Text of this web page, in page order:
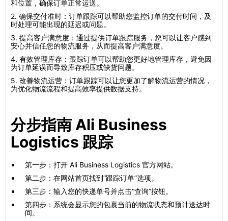
和位置，确保订单正常运送。
2. 确保交付准时：订单跟踪可以帮助您监控订单的交付时间，及
时处理可能出现的延迟或问题。
3. 提高客户满意度：通过提供订单跟踪服务，您可以让客户感到
安心并信任您的物流服务，从而提高客户满意度。
4. 有效管理库存：跟踪订单可以帮助您更好地管理库存，避免因
为订单延误而导致库存积压或缺货问题。
5. 改善物流运营：订单跟踪可以让您更加了解物流运营的情况，
为优化物流流程和提高效率提供数据支持。
分步指南 Ali Business
Logistics 跟踪
第一步：打开 Ali Business Logistics 官方网站。
第二步：在网站首页找到“跟踪订单”选项。
第三步：输入您的快递单号并点击“查询”按钮。
第四步：系统会显示您的包裹当前的物流状态和预计送达时
间。